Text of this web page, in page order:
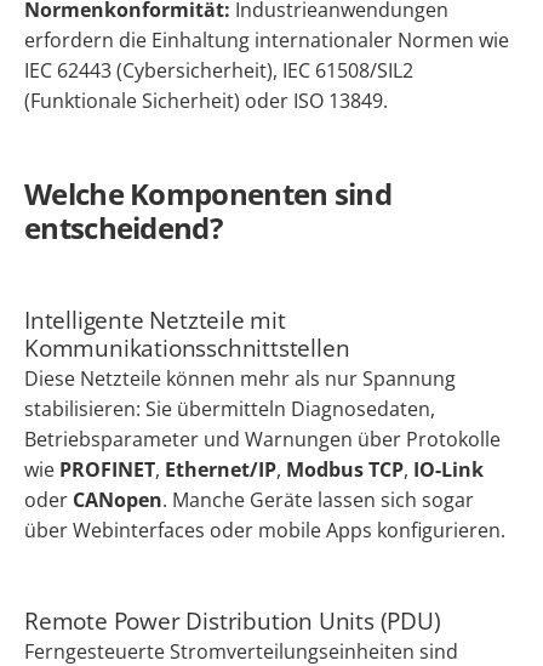
Normenkonformität: Industrieanwendungen
erfordern die Einhaltung internationaler Normen wie
IEC 62443 (Cybersicherheit), IEC 61508/SIL2
(Funktionale Sicherheit) oder ISO 13849.
Welche Komponenten sind
entscheidend?
Intelligente Netzteile mit
Kommunikationsschnittstellen
Diese Netzteile können mehr als nur Spannung
stabilisieren: Sie übermitteln Diagnosedaten,
Betriebsparameter und Warnungen über Protokolle
wie PROFINET, Ethernet/IP, Modbus TCP, IO-Link
oder CANopen. Manche Geräte lassen sich sogar
über Webinterfaces oder mobile Apps konfigurieren.
Remote Power Distribution Units (PDU)
Ferngesteuerte Stromverteilungseinheiten sind